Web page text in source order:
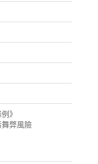
》
弊風險